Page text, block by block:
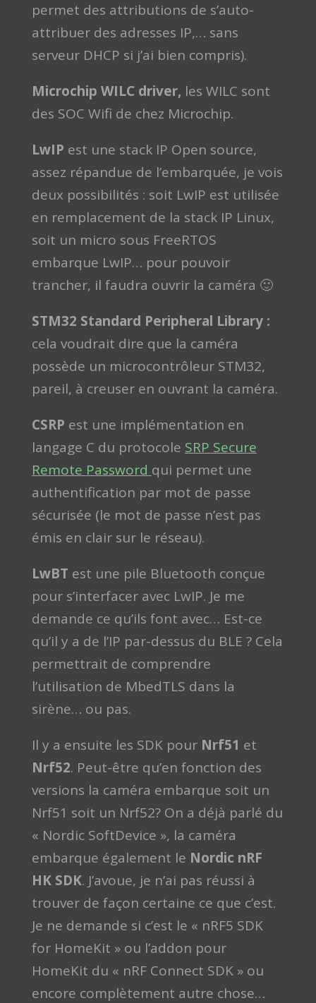
permet des attributions de s’auto-
attribuer des adresses IP,… sans
serveur DHCP si j’ai bien compris).
Microchip WILC driver, les WILC sont
des SOC Wifi de chez Microchip.
LwIP est une stack IP Open source,
assez répandue de l’embarquée, je vois
deux possibilités : soit LwIP est utilisée
en remplacement de la stack IP Linux,
soit un micro sous FreeRTOS
embarque LwIP… pour pouvoir
trancher, il faudra ouvrir la caméra 🙂
STM32 Standard Peripheral Library :
cela voudrait dire que la caméra
possède un microcontrôleur STM32,
pareil, à creuser en ouvrant la caméra.
CSRP est une implémentation en
langage C du protocole SRP Secure
Remote Password qui permet une
authentification par mot de passe
sécurisée (le mot de passe n’est pas
émis en clair sur le réseau).
LwBT est une pile Bluetooth conçue
pour s’interfacer avec LwIP. Je me
demande ce qu’ils font avec… Est-ce
qu’il y a de l’IP par-dessus du BLE ? Cela
permettrait de comprendre
l’utilisation de MbedTLS dans la
sirène… ou pas.
Il y a ensuite les SDK pour Nrf51 et
Nrf52. Peut-être qu’en fonction des
versions la caméra embarque soit un
Nrf51 soit un Nrf52? On a déjà parlé du
« Nordic SoftDevice », la caméra
embarque également le Nordic nRF
HK SDK. J’avoue, je n’ai pas réussi à
trouver de façon certaine ce que c’est.
Je ne demande si c’est le « nRF5 SDK
for HomeKit » ou l’addon pour
HomeKit du « nRF Connect SDK » ou
encore complètement autre chose…